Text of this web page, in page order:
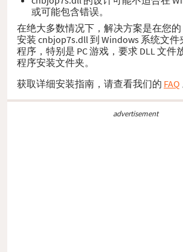
或可能包含错误。
在绝大多数情况下，解决方案是在您的
安装 cnbjop7s.dll 到 Windows 系统文
程序，特别是 PC 游戏，要求 DLL 文件
程序安装文件夹。
获取详细安装指南，请查看我们的 FAQ
advertisement